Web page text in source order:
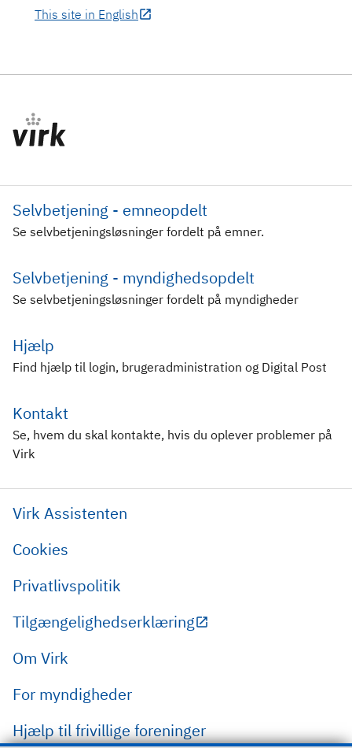
This site in English
Selvbetjening - emneopdelt
Se selvbetjeningsløsninger fordelt på emner.
Selvbetjening - myndighedsopdelt
Se selvbetjeningsløsninger fordelt på myndigheder
Hjælp
Find hjælp til login, brugeradministration og Digital Post
Kontakt
Se, hvem du skal kontakte, hvis du oplever problemer på
Virk
Virk Assistenten
Cookies
Privatlivspolitik
Tilgængelighedserklæring
Om Virk
For myndigheder
Hjælp til frivillige foreninger